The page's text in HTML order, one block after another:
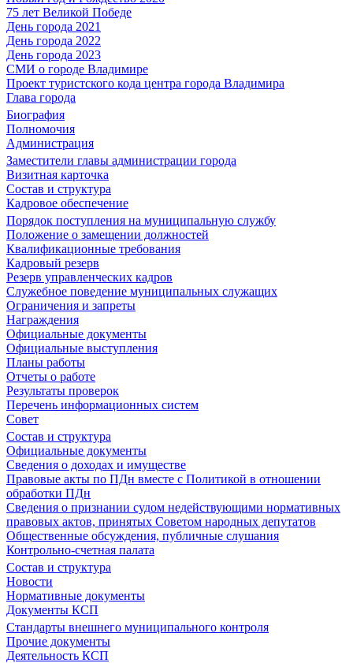
75 лет Великой Победе
День города 2021
День города 2022
День города 2023
СМИ о городе Владимире
Проект туристского кода центра города Владимира
Глава города
Биография
Полномочия
Администрация
Заместители главы администрации города
Визитная карточка
Состав и структура
Кадровое обеспечение
Порядок поступления на муниципальную службу
Положение о замещении должностей
Квалификационные требования
Кадровый резерв
Резерв управленческих кадров
Служебное поведение муниципальных служащих
Ограничения и запреты
Награждения
Официальные документы
Официальные выступления
Планы работы
Отчеты о работе
Результаты проверок
Перечень информационных систем
Совет
Состав и структура
Официальные документы
Сведения о доходах и имуществе
Правовые акты по ПДн вместе с Политикой в отношении
обработки ПДн
Сведения о признании судом недействующими нормативных
правовых актов, принятых Советом народных депутатов
Общественные обсуждения, публичные слушания
Контрольно-счетная палата
Состав и структура
Новости
Нормативные документы
Документы КСП
Стандарты внешнего муниципального контроля
Прочие документы
Деятельность КСП